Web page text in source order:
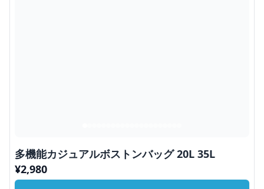
多機能カジュアルボストンバッグ 20L 35L
¥2,980